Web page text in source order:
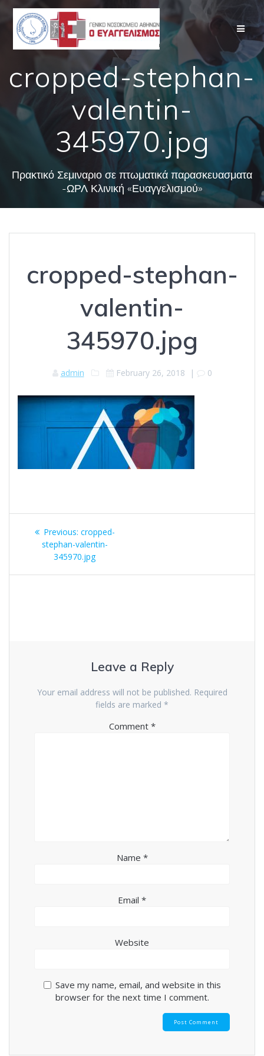
Skip
content
cropped-stephan-
valentin-
345970.jpg
Πρακτικό Σεμιναριο σε πτωματικά παρασκευασματα
-ΩΡΛ Κλινική «Ευαγγελισμού»
cropped-stephan-
valentin-
345970.jpg
admin February 26, 2018 | 0
Post
navigation
Previous: Previous
post:
cropped-
stephan-valentin-
345970.jpg
Leave a Reply
Your email address will not be published. Required
fields are marked *
Comment *
Name *
Email *
Website
Save my name, email, and website in this
browser for the next time I comment.